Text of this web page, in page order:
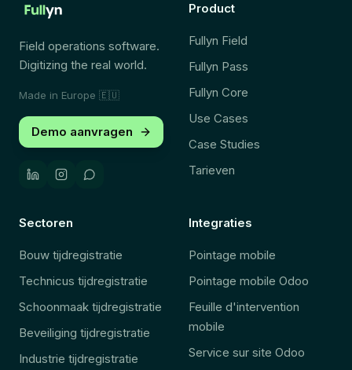
Field operations software.
Digitizing the real world.
Made in Europe 🇪🇺
Demo aanvragen
Product
Fullyn Field
Fullyn Pass
Fullyn Core
Use Cases
Case Studies
Tarieven
Sectoren
Bouw tijdregistratie
Technicus tijdregistratie
Schoonmaak tijdregistratie
Beveiliging tijdregistratie
Industrie tijdregistratie
Integraties
Pointage mobile
Pointage mobile Odoo
Feuille d'intervention
mobile
Service sur site Odoo